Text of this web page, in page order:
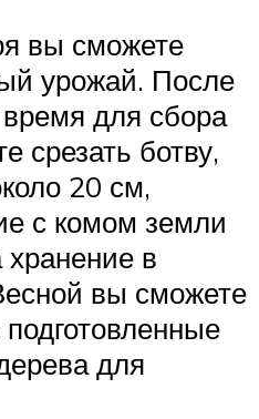
вы сможете
урожай. После
время для сбора
срезать ботву,
20 см,
с комом земли
хранение в
вы сможете
для